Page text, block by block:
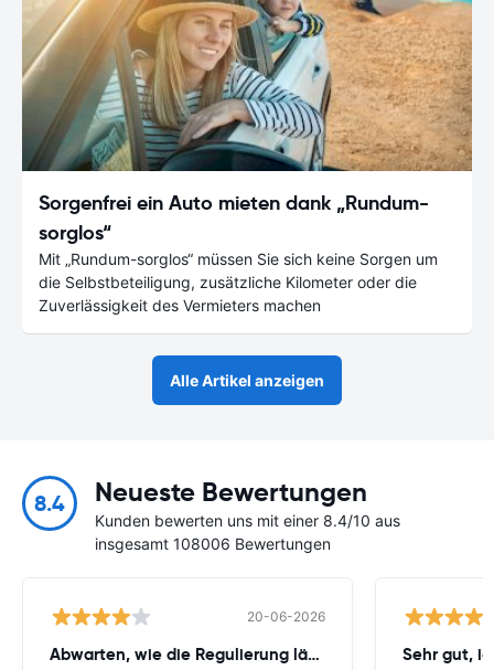
Sorgenfrei ein Auto mieten dank „Rundum-
sorglos“
Mit „Rundum-sorglos“ müssen Sie sich keine Sorgen um
die Selbstbeteiligung, zusätzliche Kilometer oder die
Zuverlässigkeit des Vermieters machen
Alle Artikel anzeigen
8.4 Neueste Bewertungen
Kunden bewerten uns mit einer 8.4/10 aus
insgesamt 108006 Bewertungen
20-06-2026
Abwarten, wie die Regulierung läuft Sehr gut,